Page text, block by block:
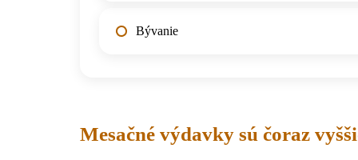
Bývanie
Mesačné výdavky sú čoraz